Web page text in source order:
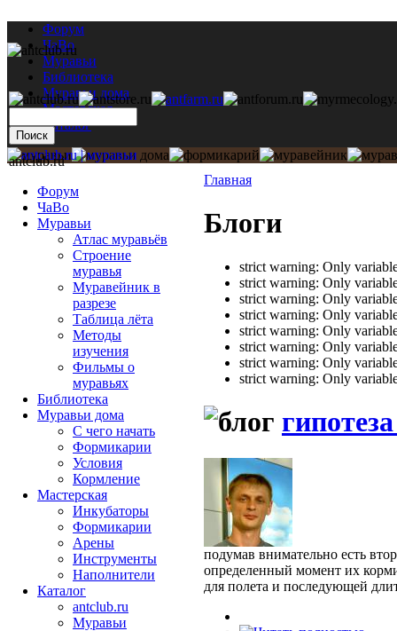
Форум
ЧаВо
Муравьи
Библиотека
Муравьи дома
Мастерская
Каталог
Главная
Блоги
strict warning: Only
strict warning: Only
strict warning: Only
strict warning: Only
strict warning: Only
strict warning: Only
strict warning: Only
strict warning: Only
подумав внимательно есть
определенный момент их
для полета и последующей
antclub.ru
Форум
ЧаВо
Муравьи
Атлас муравьёв
Строение
муравья
Муравейник в
разрезе
Таблица лёта
Методы
изучения
Фильмы о
муравьях
Библиотека
Муравьи дома
С чего начать
Формикарии
Условия
Кормление
Мастерская
Инкубаторы
Формикарии
Арены
Инструменты
Наполнители
Каталог
antclub.ru
Муравьи